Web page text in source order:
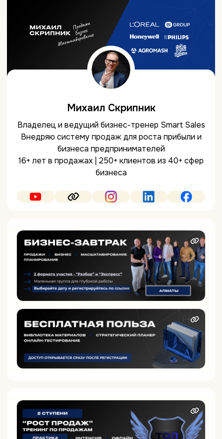
Михаил Скрипник
Владелец и ведущий бизнес-тренер Smart Sales
Внедряю систему продаж для роста прибыли и
бизнеса предпринимателей
16+ лет в продажах | 250+ клиентов из 40+ сфер
бизнеса